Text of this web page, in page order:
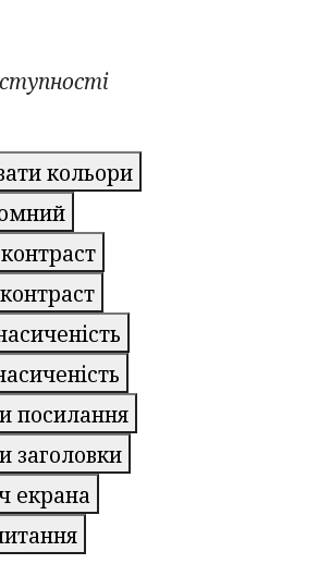
кольори
посилання
заголовки
екрана